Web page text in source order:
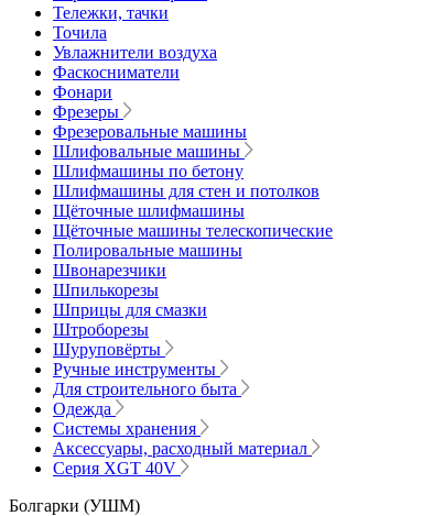
Тележки, тачки
Точила
Увлажнители воздуха
Фаскосниматели
Фонари
Фрезеры
Фрезеровальные машины
Шлифовальные машины
Шлифмашины по бетону
Шлифмашины для стен и потолков
Щёточные шлифмашины
Щёточные машины телескопические
Полировальные машины
Швонарезчики
Шпилькорезы
Шприцы для смазки
Штроборезы
Шуруповёрты
Ручные инструменты
Для строительного быта
Одежда
Системы хранения
Аксессуары, расходный материал
Серия XGT 40V
Болгарки (УШМ)